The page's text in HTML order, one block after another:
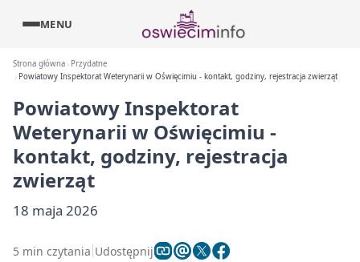
MENU
Strona główna
Przydatne
Powiatowy Inspektorat Weterynarii w Oświęcimiu - kontakt, godziny, rejestracja zwierząt
Powiatowy Inspektorat
Weterynarii w Oświęcimiu -
kontakt, godziny, rejestracja
zwierząt
18 maja 2026
5 min czytania Udostępnij